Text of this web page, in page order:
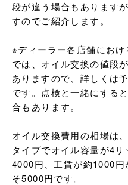
段が違う場合もあります
すのでご紹介します。
※ディーラー各店舗にお
では、オイル交換の値段
ありますので、詳しくは
です。点検と一緒にする
合もあります。
オイル交換費用の相場は
タイプでオイル容量が4
4000円、工賃が約1000円
そ5000円です。